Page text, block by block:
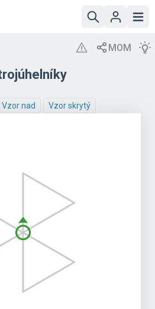
Vzor nad Vzor skrytý